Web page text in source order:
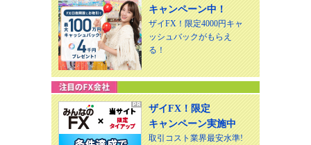
キャンペーン中！
ザイFX！限定4000円キャ
ッシュバックがもらえ
る！
ザイFX！限定
キャンペーン実施中
取引コスト業界最安水準!